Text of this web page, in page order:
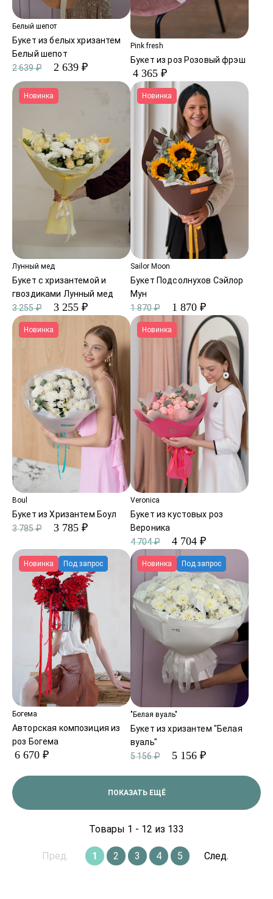
Белый шепот
Букет из белых хризантем
Белый шепот
2 639 ₽
2 639 ₽
Pink fresh
Букет из роз Розовый фрэш
4 365 ₽
Новинка
Лунный мед
Букет с хризантемой и
гвоздиками Лунный мед
3 255 ₽
3 255 ₽
Новинка
Sailor Moon
Букет Подсолнухов Сэйлор
Мун
1 870 ₽
1 870 ₽
Новинка
Boul
Букет из Хризантем Боул
3 785 ₽
3 785 ₽
Новинка
Veronica
Букет из кустовых роз
Вероника
4 704 ₽
4 704 ₽
Новинка Под запрос
Богема
Авторская композиция из
роз Богема
6 670 ₽
Новинка Под запрос
"Белая вуаль"
Букет из хризантем "Белая
вуаль"
5 156 ₽
5 156 ₽
ПОКАЗАТЬ ЕЩЁ
Товары 1 - 12 из 133
Пред. 1 2 3 4 5 След.